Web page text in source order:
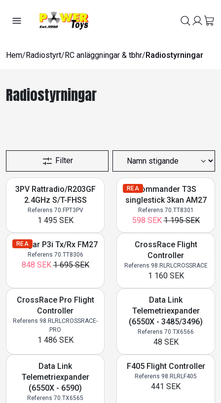
Hem/Radiostyrt/RC anläggningar & tbhr/Radiostyrningar
Radiostyrningar
Filter
3PV Rattradio/R203GF
2.4GHz S/T-FHSS
Referens 70.FPT3PV
1 495 SEK
REACommander T3S
singlestick 3kan AM27
Referens 70.TT8301
598 SEK1 195 SEK
REA
Cougar P3i Tx/Rx FM27
Referens 70.TT8306
848 SEK1 695 SEK
CrossRace Flight
Controller
Referens 98.RLRLCROSSRACE
1 160 SEK
CrossRace Pro Flight
Controller
Referens 98.RLRLCROSSRACE-
PRO
1 486 SEK
Data Link
Telemetriexpander
(6550X - 3485/3496)
Referens 70.TX6566
48 SEK
Data Link
Telemetriexpander
(6550X - 6590)
Referens 70.TX6565
F405 Flight Controller
Referens 98.RLRLF405
441 SEK